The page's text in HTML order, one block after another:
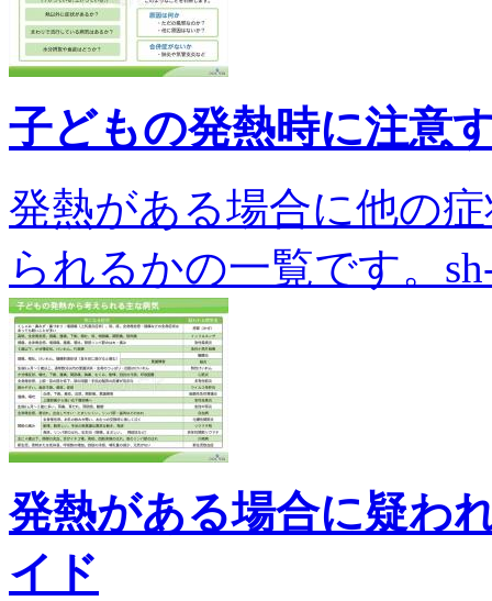
子どもの発熱時に注意
発熱がある場合に他の
られるかの一覧です。
発熱がある場合に疑わ
イド